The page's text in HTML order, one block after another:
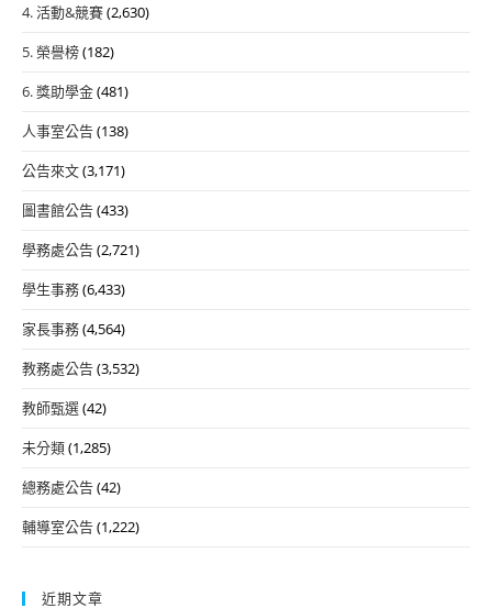
4. 活動&競賽(2,630)
5. 榮譽榜(182)
6. 獎助學金(481)
人事室公告(138)
公告來文(3,171)
圖書館公告(433)
學務處公告(2,721)
學生事務(6,433)
家長事務(4,564)
教務處公告(3,532)
教師甄選(42)
未分類(1,285)
總務處公告(42)
輔導室公告(1,222)
近期文章